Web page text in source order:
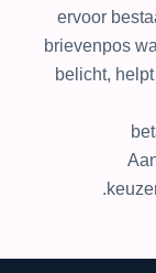
ervoor
brievenpos
belicht,